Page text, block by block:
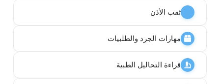
ثقب الأذن
مهارات الجرد والطلبيات
قراءة التحاليل الطبية